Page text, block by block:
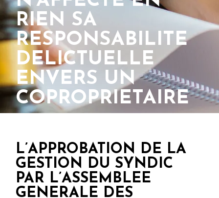
RIEN SA
RESPONSABILITE
DELICTUELLE
ENVERS UN
COPROPRIETAIRE
L’APPROBATION DE LA
GESTION DU SYNDIC
PAR L’ASSEMBLEE
GENERALE DES